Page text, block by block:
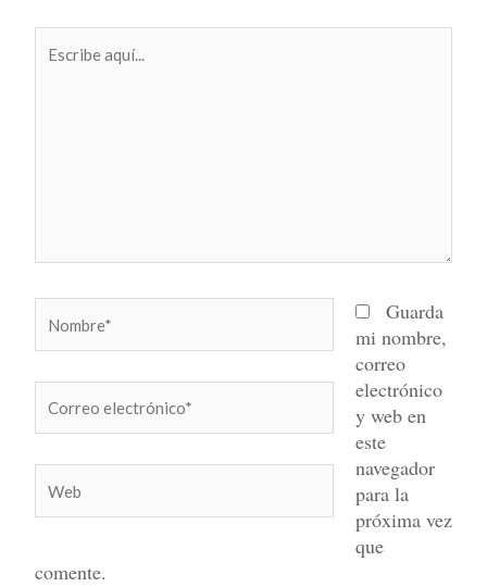
aquí...
electrónico*
Guarda
mi nombre,
correo
electrónico
y web en
este
navegador
para la
próxima vez
que
comente.